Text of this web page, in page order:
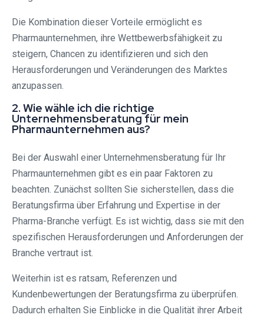
Die Kombination dieser Vorteile ermöglicht es
Pharmaunternehmen, ihre Wettbewerbsfähigkeit zu
steigern, Chancen zu identifizieren und sich den
Herausforderungen und Veränderungen des Marktes
anzupassen.
2. Wie wähle ich die richtige
Unternehmensberatung für mein
Pharmaunternehmen aus?
Bei der Auswahl einer Unternehmensberatung für Ihr
Pharmaunternehmen gibt es ein paar Faktoren zu
beachten. Zunächst sollten Sie sicherstellen, dass die
Beratungsfirma über Erfahrung und Expertise in der
Pharma-Branche verfügt. Es ist wichtig, dass sie mit den
spezifischen Herausforderungen und Anforderungen der
Branche vertraut ist.
Weiterhin ist es ratsam, Referenzen und
Kundenbewertungen der Beratungsfirma zu überprüfen.
Dadurch erhalten Sie Einblicke in die Qualität ihrer Arbeit